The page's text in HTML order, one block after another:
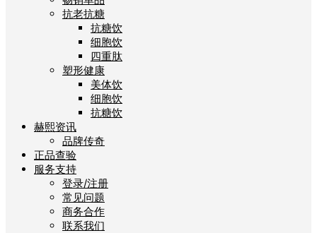
抗老抗糖
抗糖饮
细胞饮
四重肽
塑形健康
美体饮
细胞饮
抗糖饮
赫熙资讯
品牌传奇
正品查验
服务支持
登录/注册
常见问题
商务合作
联系我们